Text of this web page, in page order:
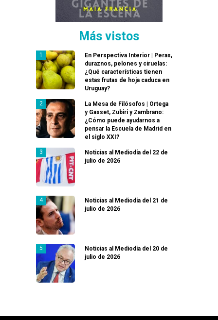
Más vistos
En Perspectiva Interior | Peras,
duraznos, pelones y ciruelas:
¿Qué características tienen
estas frutas de hoja caduca en
Uruguay?
La Mesa de Filósofos | Ortega
y Gasset, Zubiri y Zambrano:
¿Cómo puede ayudarnos a
pensar la Escuela de Madrid en
el siglo XXI?
Noticias al Mediodía del 22 de
julio de 2026
Noticias al Mediodía del 21 de
julio de 2026
Noticias al Mediodía del 20 de
julio de 2026